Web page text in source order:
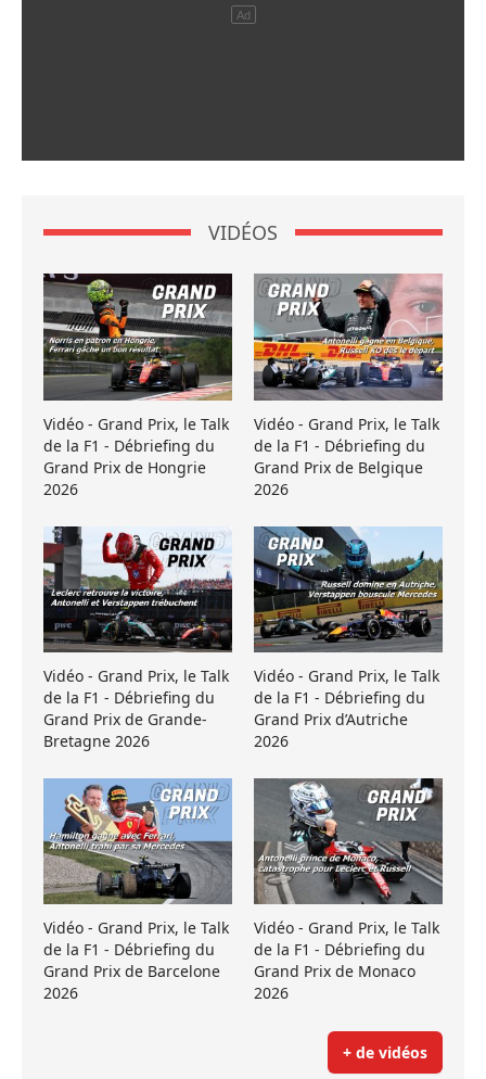
VIDÉOS
Vidéo - Grand Prix, le Talk
de la F1 - Débriefing du
Grand Prix de Hongrie
2026
Vidéo - Grand Prix, le Talk
de la F1 - Débriefing du
Grand Prix de Belgique
2026
Vidéo - Grand Prix, le Talk
de la F1 - Débriefing du
Grand Prix de Grande-
Bretagne 2026
Vidéo - Grand Prix, le Talk
de la F1 - Débriefing du
Grand Prix d’Autriche
2026
Vidéo - Grand Prix, le Talk
de la F1 - Débriefing du
Grand Prix de Barcelone
2026
Vidéo - Grand Prix, le Talk
de la F1 - Débriefing du
Grand Prix de Monaco
2026
+ de vidéos